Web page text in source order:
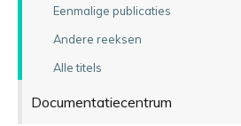
Eenmalige publicaties
Andere reeksen
Alle titels
Documentatiecentrum